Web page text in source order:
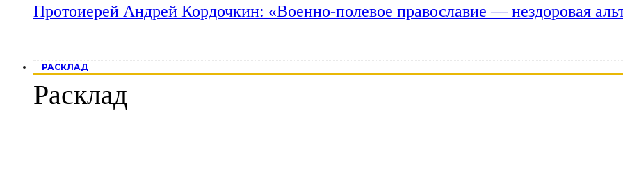
Протоиерей Андрей Кордочкин: «Военно-полевое православие — нездоровая
РАСКЛАД
Расклад